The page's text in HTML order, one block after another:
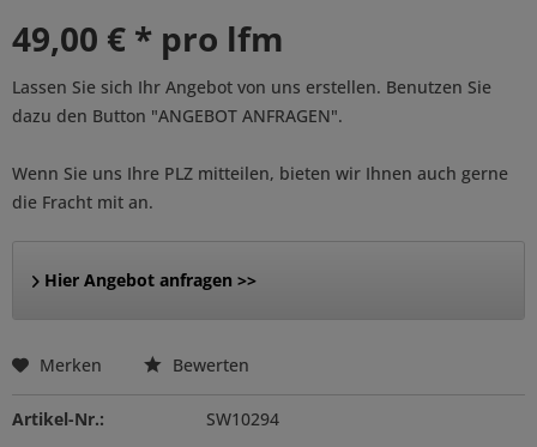
49,00 € * pro lfm
Lassen Sie sich Ihr Angebot von uns erstellen. Benutzen Sie
dazu den Button "ANGEBOT ANFRAGEN".
Wenn Sie uns Ihre PLZ mitteilen, bieten wir Ihnen auch gerne
die Fracht mit an.
Hier Angebot anfragen >>
Merken Bewerten
Artikel-Nr.: SW10294